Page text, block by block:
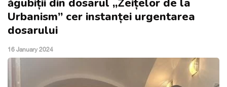
Urbanism” cer instanței urgentarea
dosarului
16 January 2024